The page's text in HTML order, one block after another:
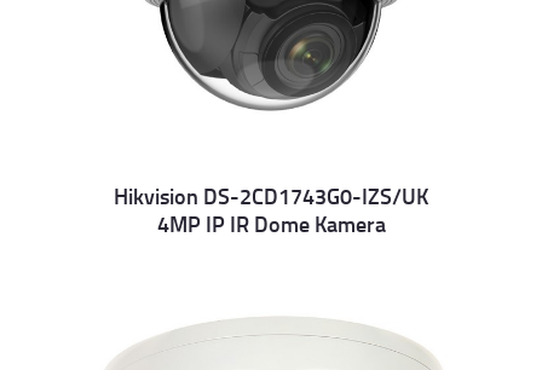
Details
Hikvision DS-2CD1743G0-IZS/UK
4MP IP IR Dome Kamera